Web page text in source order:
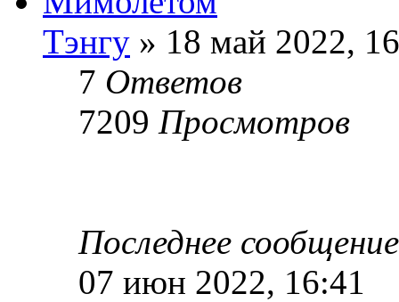
Тэнгу » 18 май 2022,
7 Ответов
7209 Просмотров
Последнее
07 июн 2022, 16:41